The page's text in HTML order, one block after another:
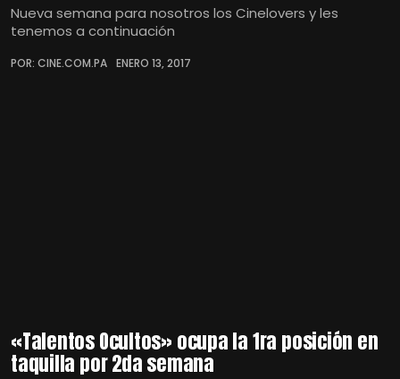
Nueva semana para nosotros los Cinelovers y les
tenemos a continuación
POR: CINE.COM.PA ENERO 13, 2017
«Talentos Ocultos» ocupa la 1ra posición en
taquilla por 2da semana